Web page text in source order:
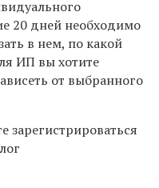
20 дней необходимо
в нем, по какой
ИП вы хотите
от выбранного
зарегистрироваться